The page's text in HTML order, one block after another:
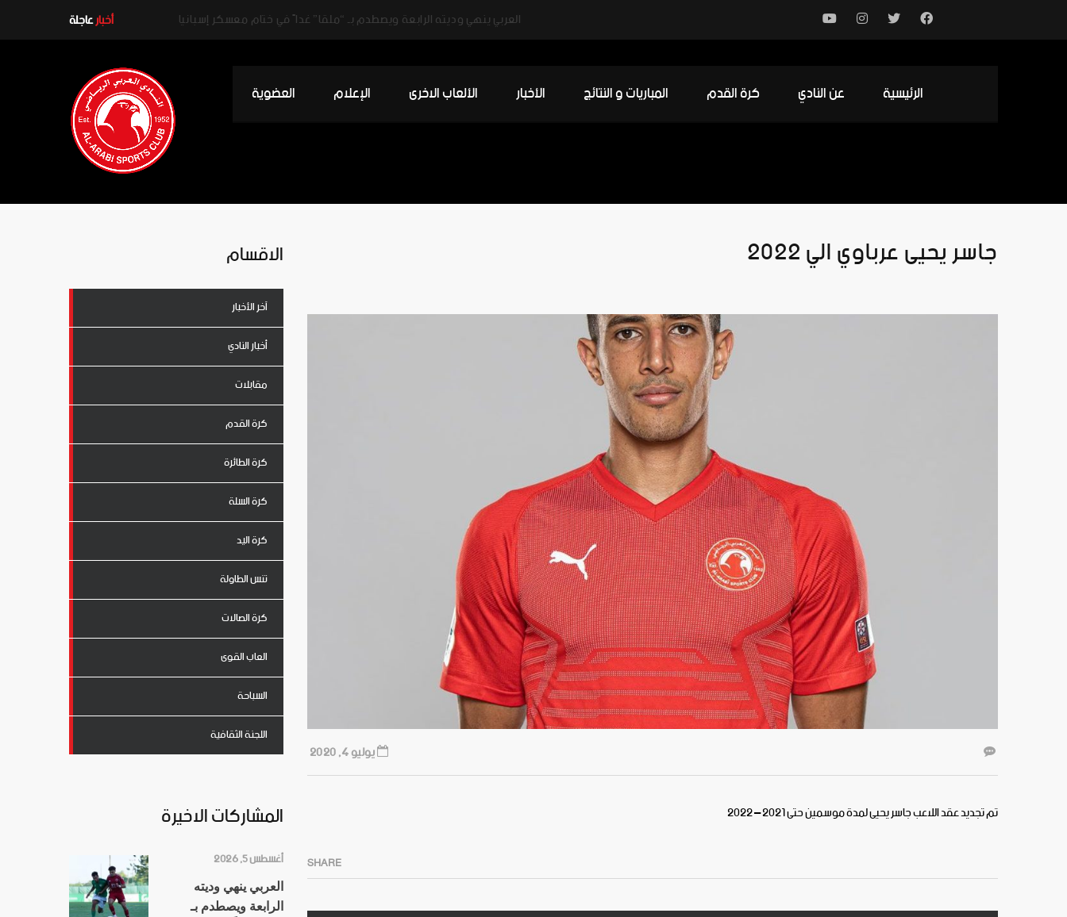
أخبارعاجلة
الرئيسية عن النادي كرة القدم المباريات و النتائج الأخبار الألعاب الاخرى الإعلام العضوية
جاسر يحيى عرباوي الي 2022
يوليو 4, 2020
تم تجديد عقد اللاعب جاسر يحيى لمدة موسمين حتى 2021 – 2022
SHARE
الاقسام
آخر الأخبار
أخبار النادي
مقابلات
كرة القدم
كرة الطائرة
كرة السلة
كرة اليد
تنس الطاولة
كرة الصالات
العاب القوى
السباحة
اللجنة الثقافية
المشاركات الاخيرة
أغسطس 5, 2026
العربي ينهي وديته
الرابعة ويصطدم بـ